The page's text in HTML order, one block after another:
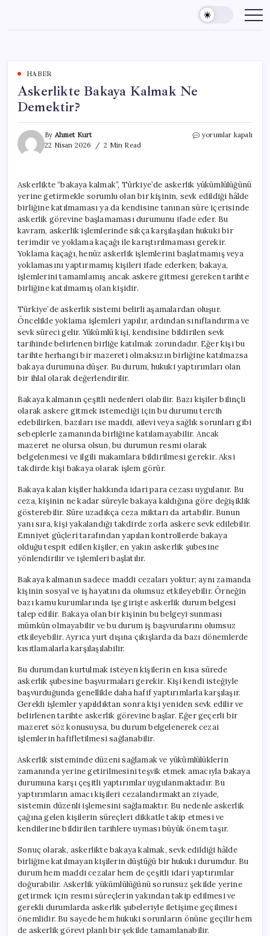
content
HABER
Askerlikte Bakaya Kalmak Ne
Demektir?
By Ahmet Kurt
22 Nisan 2026
2 Min Read
Askerlikte
için
yorumlar kapalı
Askerlikte “bakaya kalmak”, Türkiye’de askerlik yükümlülüğünü
yerine getirmekle sorumlu olan bir kişinin, sevk edildiği hâlde
birliğine katılmaması ya da kendisine tanınan süre içerisinde
askerlik görevine başlamaması durumunu ifade eder. Bu
kavram, askerlik işlemlerinde sıkça karşılaşılan hukuki bir
terimdir ve yoklama kaçağı ile karıştırılmaması gerekir.
Yoklama kaçağı, henüz askerlik işlemlerini başlatmamış veya
yoklamasını yaptırmamış kişileri ifade ederken; bakaya,
işlemlerini tamamlamış ancak askere gitmesi gereken tarihte
birliğine katılmamış olan kişidir.
Türkiye’de askerlik sistemi belirli aşamalardan oluşur.
Öncelikle yoklama işlemleri yapılır, ardından sınıflandırma ve
sevk süreci gelir. Yükümlü kişi, kendisine bildirilen sevk
tarihinde belirlenen birliğe katılmak zorundadır. Eğer kişi bu
tarihte herhangi bir mazereti olmaksızın birliğine katılmazsa
bakaya durumuna düşer. Bu durum, hukuki yaptırımları olan
bir ihlal olarak değerlendirilir.
Bakaya kalmanın çeşitli nedenleri olabilir. Bazı kişiler bilinçli
olarak askere gitmek istemediği için bu durumu tercih
edebilirken, bazıları ise maddi, ailevi veya sağlık sorunları gibi
sebeplerle zamanında birliğine katılamayabilir. Ancak
mazeret ne olursa olsun, bu durumun resmi olarak
belgelenmesi ve ilgili makamlara bildirilmesi gerekir. Aksi
takdirde kişi bakaya olarak işlem görür.
Bakaya kalan kişiler hakkında idari para cezası uygulanır. Bu
ceza, kişinin ne kadar süreyle bakaya kaldığına göre değişiklik
gösterebilir. Süre uzadıkça ceza miktarı da artabilir. Bunun
yanı sıra, kişi yakalandığı takdirde zorla askere sevk edilebilir.
Emniyet güçleri tarafından yapılan kontrollerde bakaya
olduğu tespit edilen kişiler, en yakın askerlik şubesine
yönlendirilir ve işlemleri başlatılır.
Bakaya kalmanın sadece maddi cezaları yoktur; aynı zamanda
kişinin sosyal ve iş hayatını da olumsuz etkileyebilir. Örneğin
bazı kamu kurumlarında işe girişte askerlik durum belgesi
talep edilir. Bakaya olan bir kişinin bu belgeyi sunması
mümkün olmayabilir ve bu durum iş başvurularını olumsuz
etkileyebilir. Ayrıca yurt dışına çıkışlarda da bazı dönemlerde
kısıtlamalarla karşılaşılabilir.
Bu durumdan kurtulmak isteyen kişilerin en kısa sürede
askerlik şubesine başvurmaları gerekir. Kişi kendi isteğiyle
başvurduğunda genellikle daha hafif yaptırımlarla karşılaşır.
Gerekli işlemler yapıldıktan sonra kişi yeniden sevk edilir ve
belirlenen tarihte askerlik görevine başlar. Eğer geçerli bir
mazeret söz konusuysa, bu durum belgelenerek cezai
işlemlerin hafifletilmesi sağlanabilir.
Askerlik sisteminde düzeni sağlamak ve yükümlülüklerin
zamanında yerine getirilmesini teşvik etmek amacıyla bakaya
durumuna karşı çeşitli yaptırımlar uygulanmaktadır. Bu
yaptırımların amacı kişileri cezalandırmaktan ziyade,
sistemin düzenli işlemesini sağlamaktır. Bu nedenle askerlik
çağına gelen kişilerin süreçleri dikkatle takip etmesi ve
kendilerine bildirilen tarihlere uyması büyük önem taşır.
Sonuç olarak, askerlikte bakaya kalmak, sevk edildiği hâlde
birliğine katılmayan kişilerin düştüğü bir hukuki durumdur. Bu
durum hem maddi cezalar hem de çeşitli idari yaptırımlar
doğurabilir. Askerlik yükümlülüğünü sorunsuz şekilde yerine
getirmek için resmi süreçlerin yakından takip edilmesi ve
gerekli durumlarda askerlik şubeleriyle iletişime geçilmesi
önemlidir. Bu sayede hem hukuki sorunların önüne geçilir hem
de askerlik görevi planlı bir şekilde tamamlanabilir.